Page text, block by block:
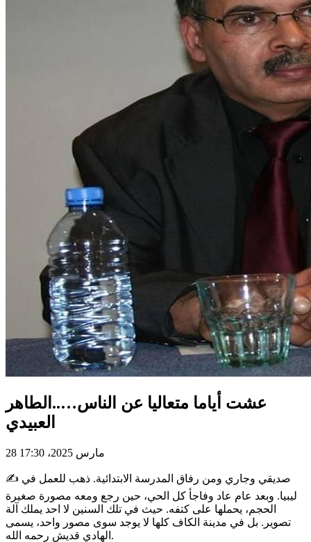
عشت أياما متعاليا عن الناس…..الطاهر
العبيدي
28 مارس 2025، 17:30
✍️ صديقي وجاري ومن رفاق المدرسة الابتدائية. ذهب للعمل في
ليبيا. وبعد عام عاد وفاجأ كل الحي، حين رجع ومعه مصورة صغيرة
الحجم، يحملها على كتفه. حيث في تلك السنين لا احد يملك آلة
تصوير. بل في مدينة الكاف كلها لا يوجد سوى مصور واحد، يسمى
الهادي قديش رحمه الله.